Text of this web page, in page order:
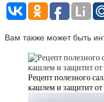
Вам также может быть
Рецепт полезного
кашлем и защитит от